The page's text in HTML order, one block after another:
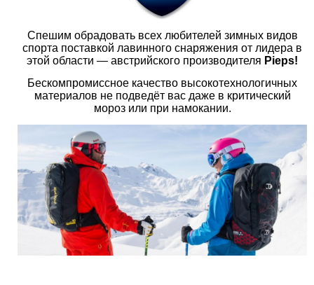
Спешим обрадовать всех любителей зимных видов
спорта поставкой лавинного снаряжения от лидера в
этой области — австрийского производителя Pieps!
Бескомпромиссное качество высокотехнологичных
материалов не подведёт вас даже в критический
мороз или при намокании.